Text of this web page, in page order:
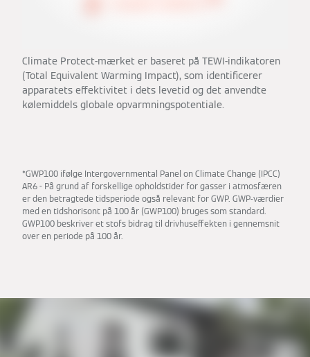
Climate Protect-mærket er baseret på TEWI-indikatoren
(Total Equivalent Warming Impact), som identificerer
apparatets effektivitet i dets levetid og det anvendte
kølemiddels globale opvarmningspotentiale.
*GWP100 ifølge Intergovernmental Panel on Climate Change (IPCC)
AR6 - På grund af forskellige opholdstider for gasser i atmosfæren
er den betragtede tidsperiode også relevant for GWP. GWP-værdier
med en tidshorisont på 100 år (GWP100) bruges som standard.
GWP100 beskriver et stofs bidrag til drivhuseffekten i gennemsnit
over en periode på 100 år.